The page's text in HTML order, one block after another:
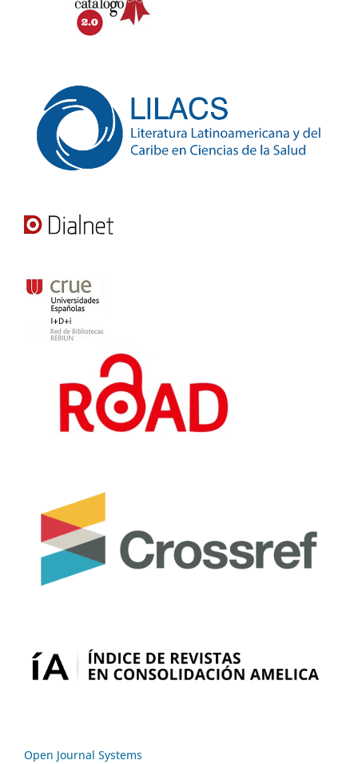
Open Journal Systems